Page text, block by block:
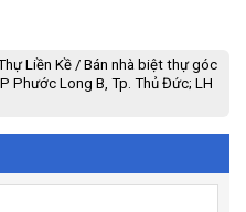
Liền Kề / Bán nhà biệt thự góc
Phước Long B, Tp. Thủ Đức; LH